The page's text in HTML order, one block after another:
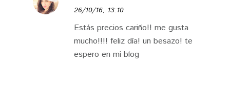
26/10/16, 13:10
Estás precios cariño!! me gusta
mucho!!!! feliz día! un besazo! te
espero en mi blog